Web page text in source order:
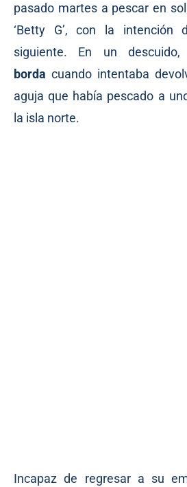
pasado martes a pescar en
‘Betty G’, con la intención
siguiente. En un descuido,
borda cuando intentaba
aguja que había pescado a
la isla norte.
Incapaz de regresar a su